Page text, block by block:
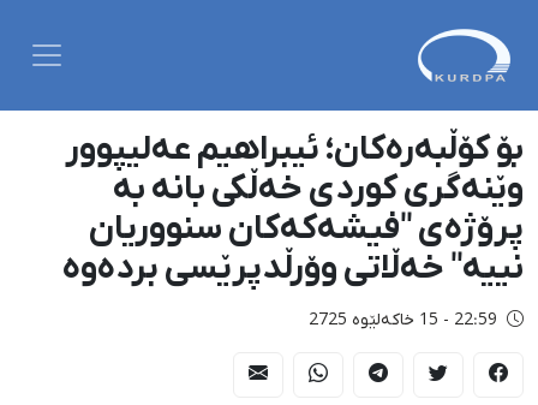
بۆ کۆڵبەرەکان؛ ئیبراهیم عەلیپوور
وێنەگری کوردی خەڵکی بانە بە
پرۆژەی "فیشەکەکان سنووریان
نییە" خەڵاتی وۆرڵدپرێسی بردەوە
22:59 - 15 خاکەلێوه 2725